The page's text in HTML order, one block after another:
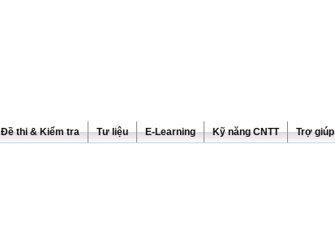
Đề thi & Kiểm tra Tư liệu E-Learning Kỹ năng CNTT Trợ giúp